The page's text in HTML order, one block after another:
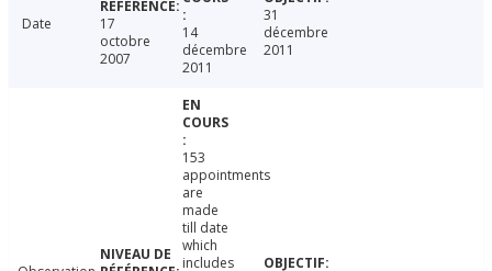
Date
17
octobre
2007
14
décembre
2011
31
décembre
2011
153
appointments
are
made
till date
which
includes